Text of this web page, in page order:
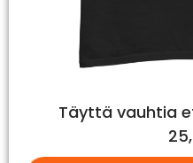
Täyttä vauhtia